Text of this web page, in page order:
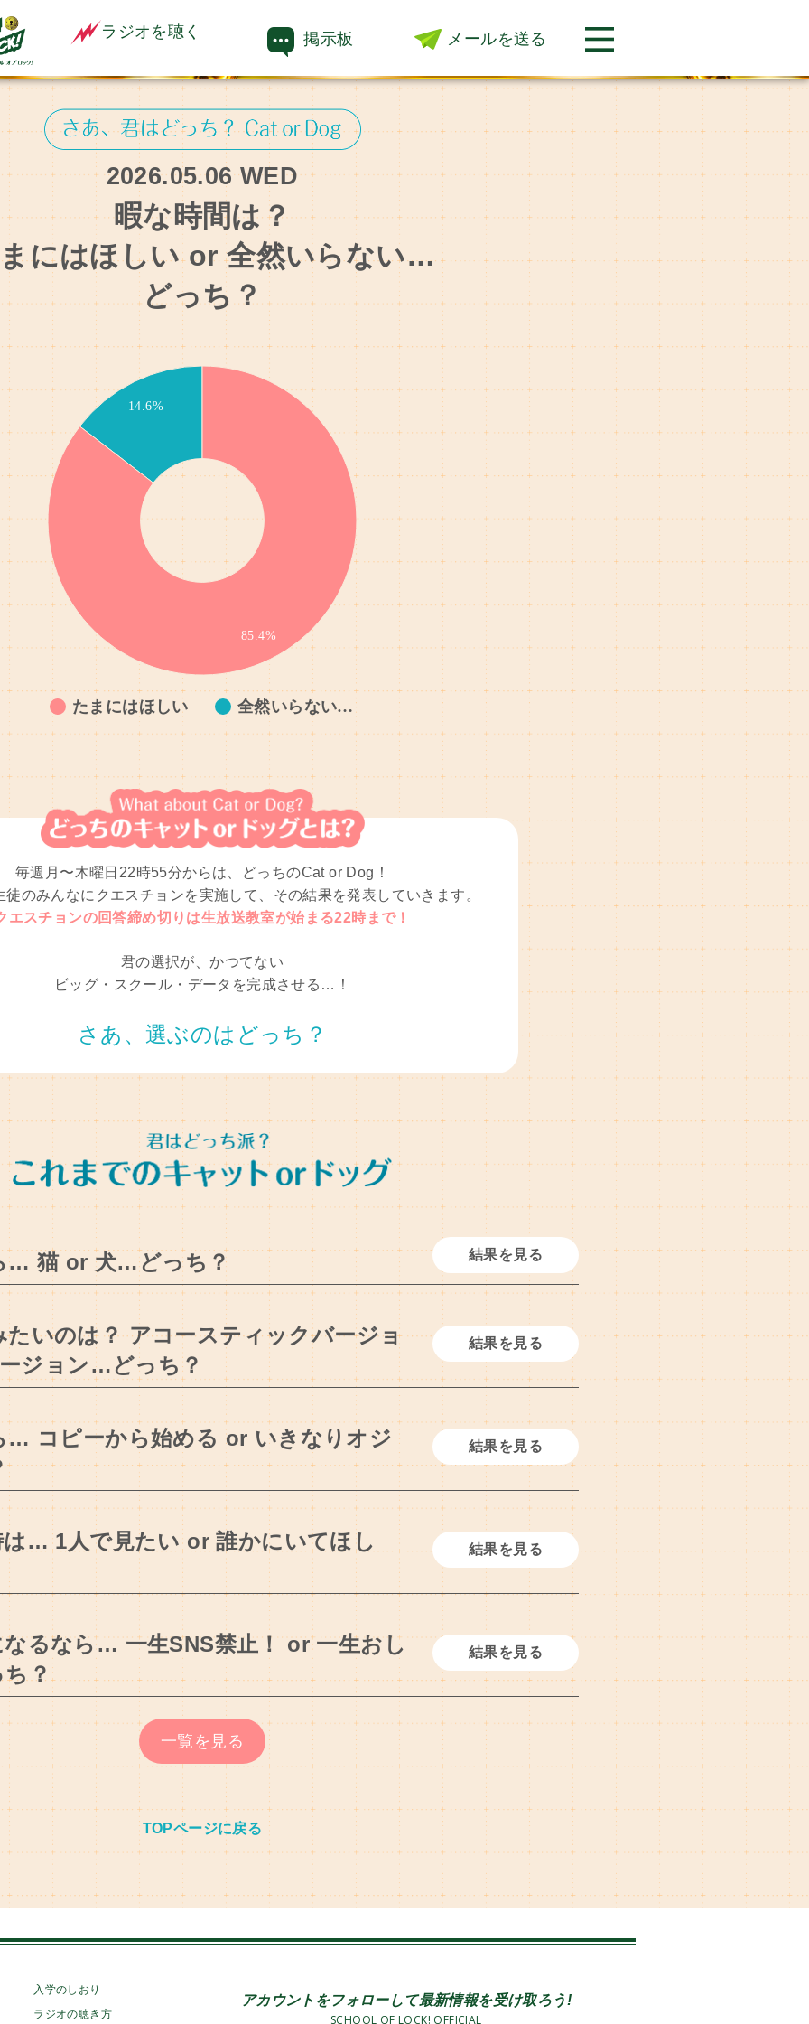
ラジオを聴く 掲示板 メールを送る
2026.05.06 WED
暇な時間は？
にはほしい or 全然いらない…
どっち？
たまにはほしい 全然いらない…
14.6%
85.4%
13～15歳 16～18歳 19～22歳 23歳以上
4.9%
13～15歳 16～18歳
28.6%
毎週月〜木曜日22時55分からは、
どっちのCat or Dog！
徒のみんなにクエスチョンを実施して、その結果を発表していきます。
エスチョンの回答締め切りは生放送教室が始まる22時まで！
君の選択が、かつてない
ビッグ・スクール・データを完成させる…！
さあ、選ぶのはどっち？
… 猫 or 犬…どっち？ 結果を見る
いのは？ アコースティックバージョ
ジョン…どっち？
結果を見る
… コピーから始める or いきなりオジ
結果を見る
は… 1人で見たい or 誰かにいてほし 結果を見る
るなら… 一生SNS禁止！ or 一生おし
？
結果を見る
一覧を見る
TOPページに戻る
入学のしおり
ラジオの聴き方
アカウントをフォローして最新情報を受け取ろう!
SCHOOL OF LOCK! OFFICIAL